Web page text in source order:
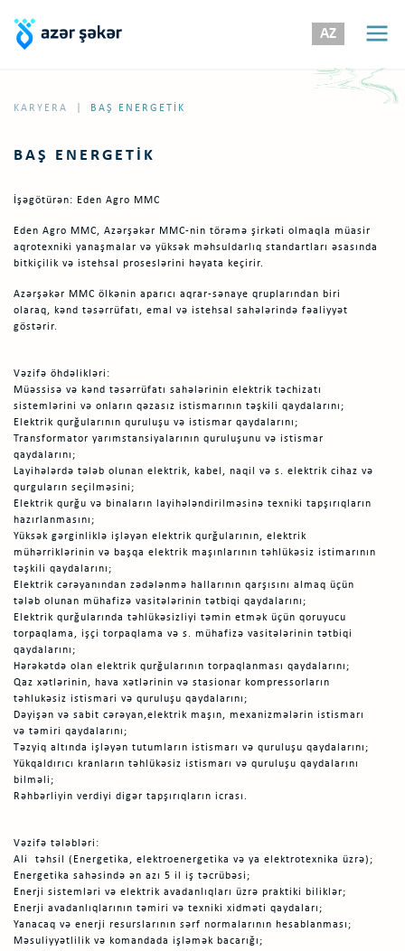
AZ
KARYERA BAŞ ENERGETIK
BAŞ ENERGETIK
İşəgötürən: Eden Agro MMC
Eden Agro MMC, Azərşəkər MMC-nin törəmə şirkəti olmaqla müasir
aqrotexniki yanaşmalar və yüksək məhsuldarlıq standartları əsasında
bitkiçilik və istehsal proseslərini həyata keçirir.
Azərşəkər MMC ölkənin aparıcı aqrar-sənaye qruplarından biri
olaraq, kənd təsərrüfatı, emal və istehsal sahələrində fəaliyyət
göstərir.
Vəzifə öhdəlikləri:
Müəssisə və kənd təsərrüfatı sahələrinin elektrik təchizatı
sistemlərini və onların qəzasız istismarının təşkili qaydalarını;
Elektrik qurğularının quruluşu və istismar qaydalarını;
Transformator yarımstansiyalarının quruluşunu və istismar
qaydalarını;
Layihələrdə tələb olunan elektrik, kabel, naqil və s. elektrik cihaz və
qurguların seçilməsini;
Elektrik qurğu və binaların layihələndirilməsinə texniki tapşırıqların
hazırlanmasını;
Yüksək gərginliklə işləyən elektrik qurğularının, elektrik
mühərriklərinin və başqa elektrik maşınlarının təhlükəsiz istimarının
təşkili qaydalarını;
Elektrik cərəyanından zədələnmə hallarının qarşısını almaq üçün
tələb olunan mühafizə vasitələrinin tətbiqi qaydalarını;
Elektrik qurğularında təhlükəsizliyi təmin etmək üçün qoruyucu
torpaqlama, işçi torpaqlama və s. mühafizə vasitələrinin tətbiqi
qaydalarını;
Hərəkətdə olan elektrik qurğularının torpaqlanması qaydalarını;
Qaz xətlərinin, hava xətlərinin və stasionar kompressorların
təhlukəsiz istismari və quruluşu qaydalarını;
Dəyişən və sabit cərəyan,elektrik maşın, mexanizmələrin istismarı
və təmiri qaydalarını;
Təzyiq altında işləyən tutumların istismarı və quruluşu qaydalarını;
Yükqaldırıcı kranların təhlükəsiz istismarı və quruluşu qaydalarını
bilməli;
Rəhbərliyin verdiyi digər tapşırıqların icrası.
Vəzifə tələbləri:
Ali təhsil (Energetika, elektroenergetika və ya elektrotexnika üzrə);
Energetika sahəsində ən azı 5 il iş təcrübəsi;
Enerji sistemləri və elektrik avadanlıqları üzrə praktiki biliklər;
Enerji avadanlıqlarının təmiri və texniki xidməti qaydaları;
Yanacaq və enerji resurslarının sərf normalarının hesablanması;
Məsuliyyətlilik və komandada işləmək bacarığı;